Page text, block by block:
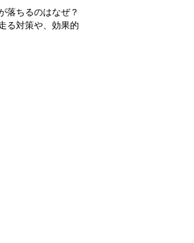
落ちるのはなぜ？
る対策や、効果的